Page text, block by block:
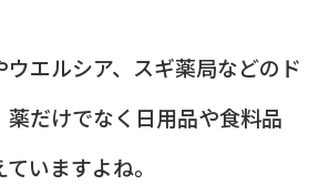
エルシア、スギ薬局などのド
薬だけでなく日用品や食料品
いますよね。